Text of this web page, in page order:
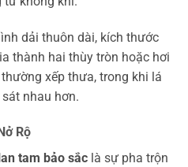
dải thuôn dài, kích thước
thành hai thùy tròn hoặc hơi
xếp thưa, trong khi lá
nhau hơn.
Rộ
tam bảo sắc là sự pha trộn